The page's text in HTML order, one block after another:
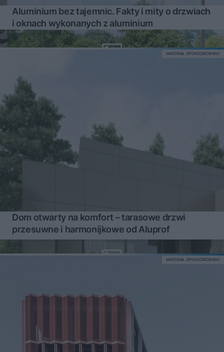
Aluminium bez tajemnic. Fakty i mity o drzwiach
i oknach wykonanych z aluminium
Dom otwarty na komfort – tarasowe drzwi
przesuwne i harmonijkowe od Aluprof
MATERIAŁ SPONSOROWANY
MATERIAŁ SPONSOROWANY